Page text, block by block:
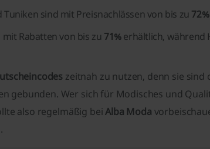
Tuniken sind mit Preisnachlässen von bis zu 72%
mit Rabatten von bis zu 71%erhältlich, während
zeitnah zu nutzen, denn sie
gebunden. Wer sich für Modisches und
also regelmäßig beiAlba Moda